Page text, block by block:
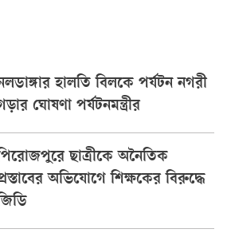
হালতি বিলকে পর্যটন নগরী
ঘোষণা পর্যটনমন্ত্রীর
ছাত্রীকে অনৈতিক
অভিযোগে শিক্ষকের বিরুদ্ধে